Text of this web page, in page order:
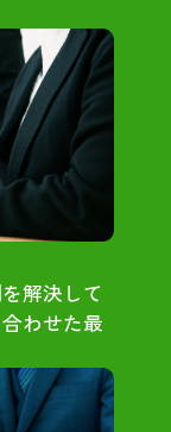
大手は営業が
だったが、グ
さんは営業的
大手からもオ
、最も高額だ
ハウジングさ
自の販路が強
解決して
わせた最